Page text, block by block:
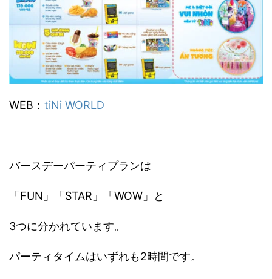
WEB： tiNi WORLD
バースデーパーティプランは
「FUN」「STAR」「WOW」と
3つに分かれています。
パーティタイムはいずれも2時間です。